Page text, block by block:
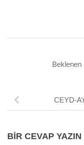
Beklenen
CEYD-
BIR CEVAP YAZIN